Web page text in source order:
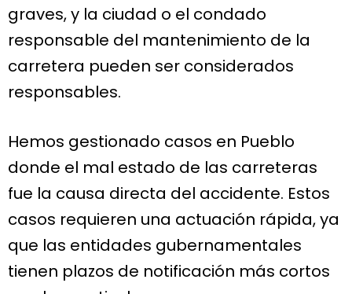
graves, y la ciudad o el condado
responsable del mantenimiento de la
carretera pueden ser considerados
responsables.
Hemos gestionado casos en Pueblo
donde el mal estado de las carreteras
fue la causa directa del accidente. Estos
casos requieren una actuación rápida, ya
que las entidades gubernamentales
tienen plazos de notificación más cortos